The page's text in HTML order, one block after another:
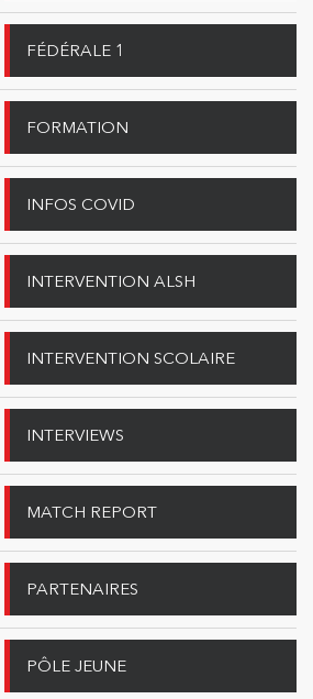
FÉDÉRALE 1
FORMATION
INFOS COVID
INTERVENTION ALSH
INTERVENTION SCOLAIRE
INTERVIEWS
MATCH REPORT
PARTENAIRES
PÔLE JEUNE